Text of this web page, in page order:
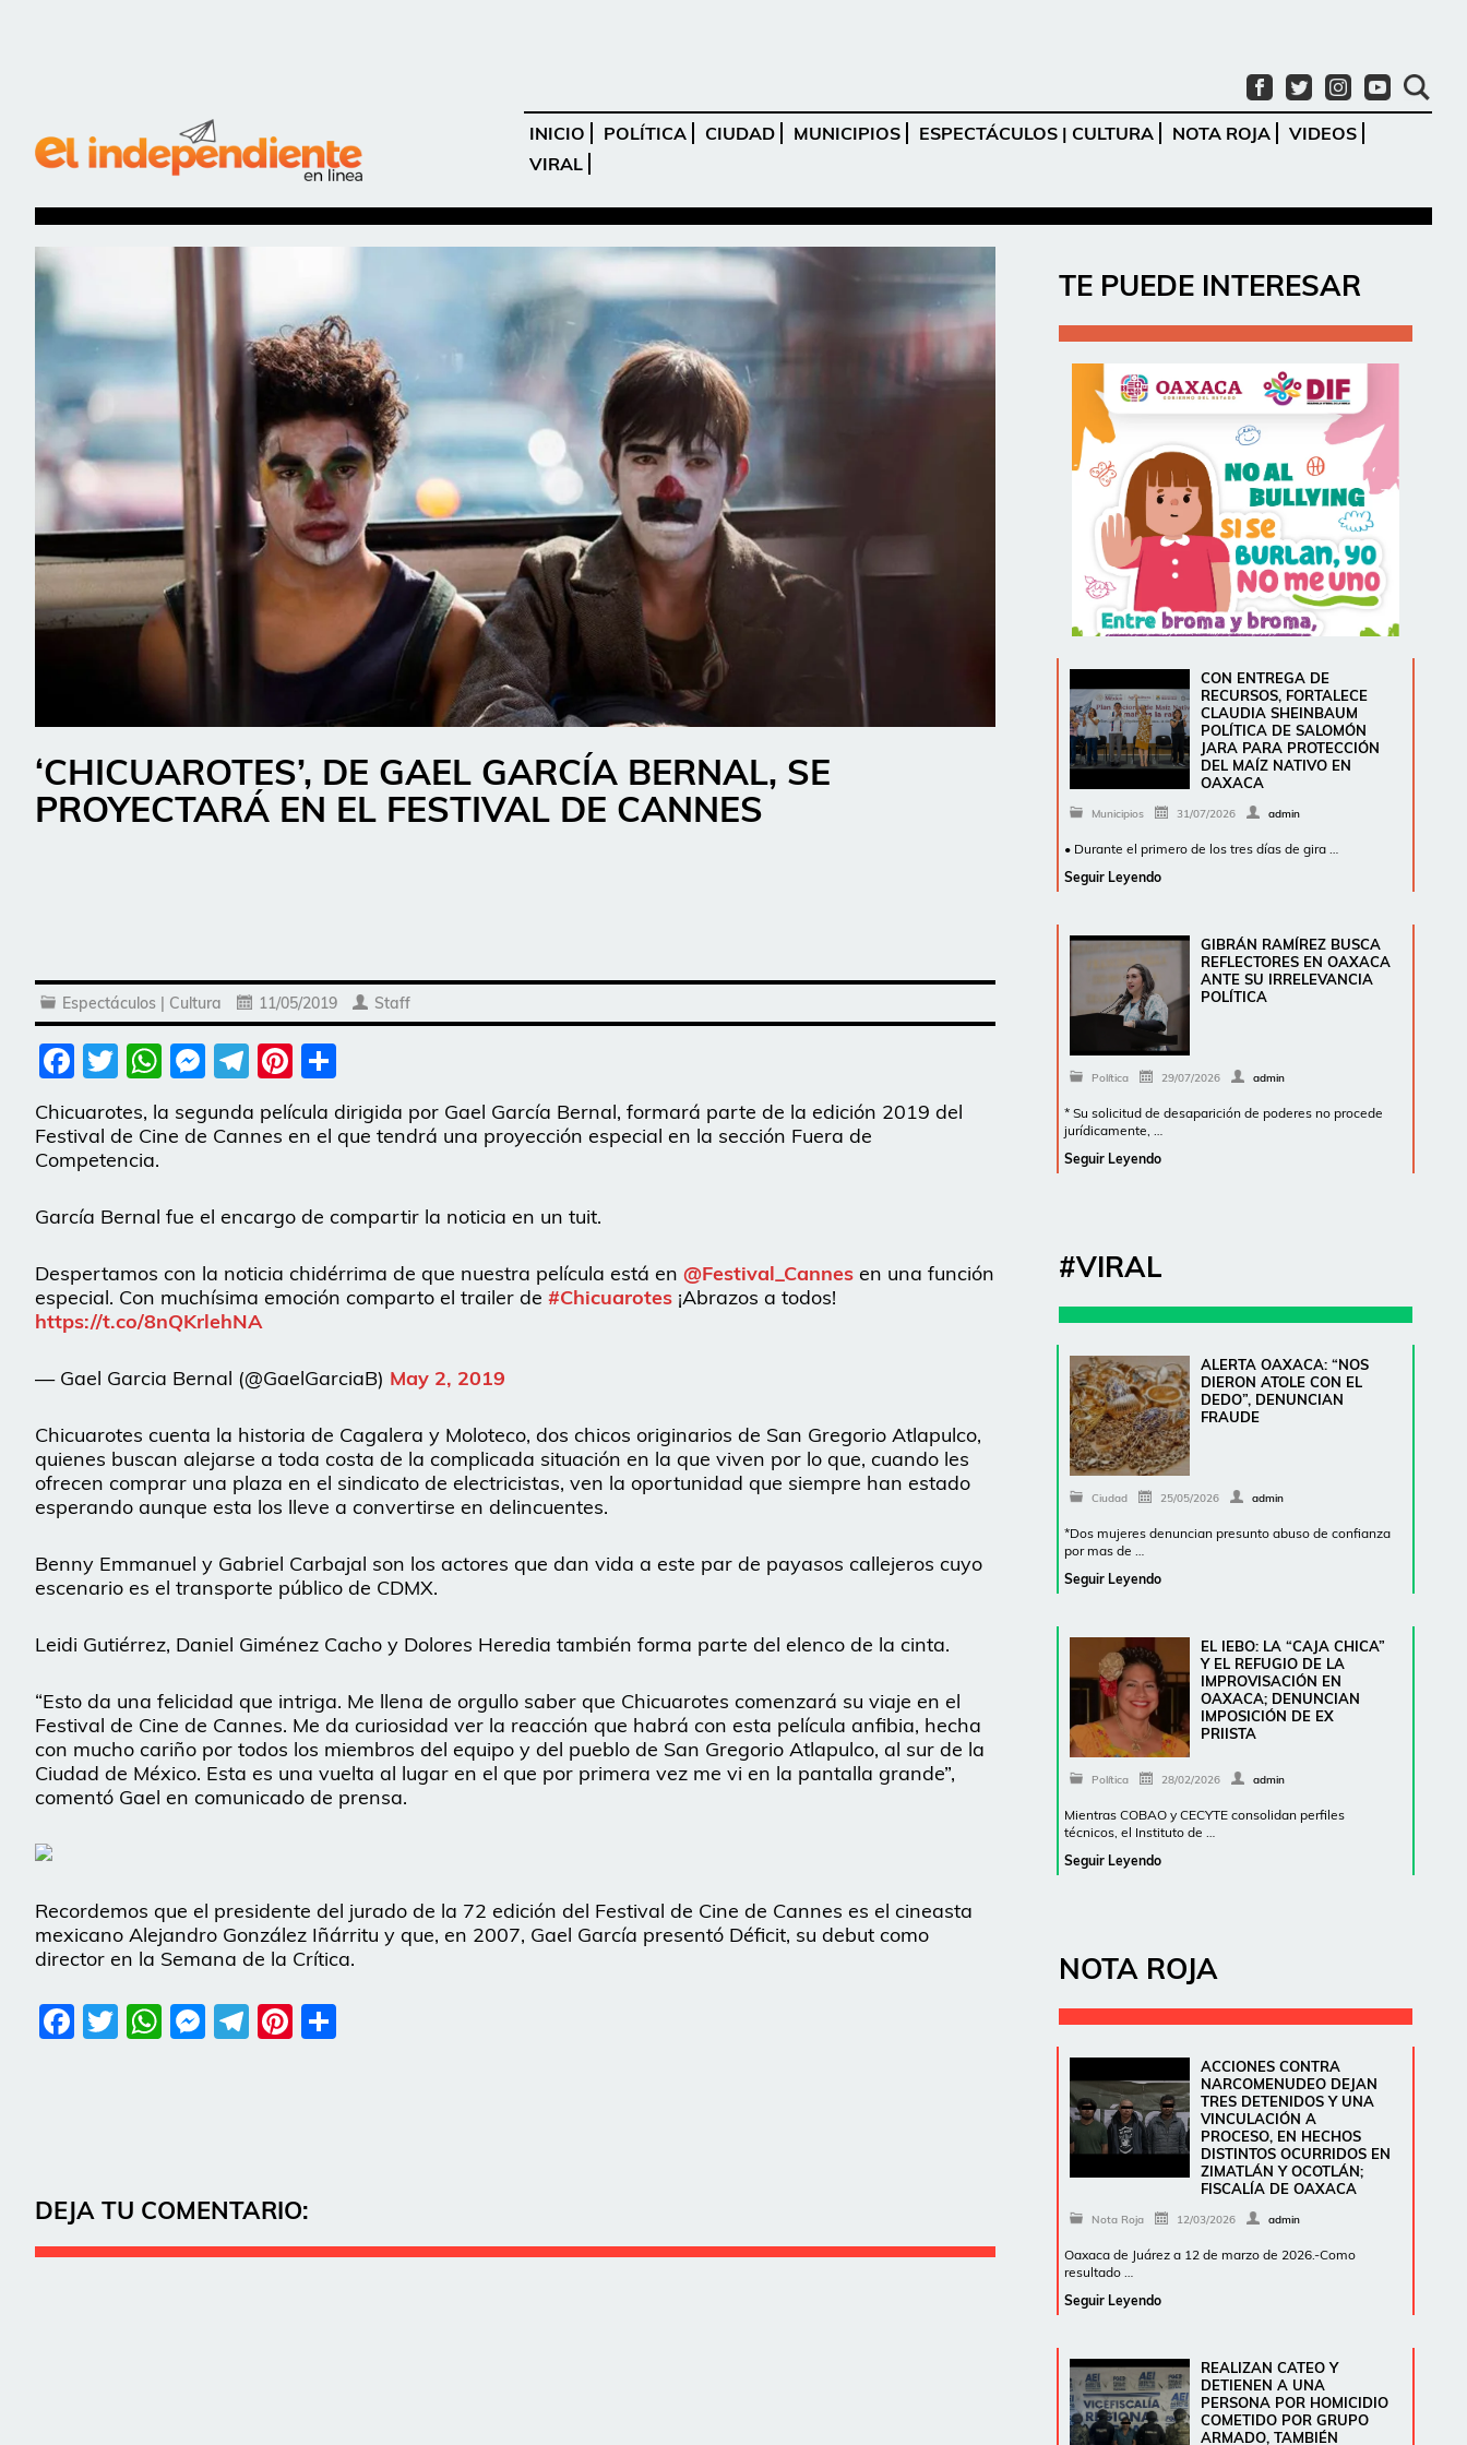
INICIO POLÍTICA CIUDAD MUNICIPIOS ESPECTÁCULOS | CULTURA NOTA ROJA
VIDEOS
VIRAL
‘CHICUAROTES’, DE GAEL GARCÍA BERNAL, SE
PROYECTARÁ EN EL FESTIVAL DE CANNES
Espectáculos | Cultura 11/05/2019 Staff
Facebook
Twitter
WhatsApp
Messenger
Telegram
Pinterest
Chicuarotes, la segunda película dirigida por Gael García Bernal, formará parte de la edición 2019 del
Festival de Cine de Cannes en el que tendrá una proyección especial en la sección Fuera de
Competencia.
García Bernal fue el encargo de compartir la noticia en un tuit.
Despertamos con la noticia chidérrima de que nuestra película está en @Festival_Cannes en una función
especial. Con muchísima emoción comparto el trailer de #Chicuarotes ¡Abrazos a todos!
https://t.co/8nQKrlehNA
— Gael Garcia Bernal (@GaelGarciaB) May 2, 2019
Chicuarotes cuenta la historia de Cagalera y Moloteco, dos chicos originarios de San Gregorio Atlapulco,
quienes buscan alejarse a toda costa de la complicada situación en la que viven por lo que, cuando les
ofrecen comprar una plaza en el sindicato de electricistas, ven la oportunidad que siempre han estado
esperando aunque esta los lleve a convertirse en delincuentes.
Benny Emmanuel y Gabriel Carbajal son los actores que dan vida a este par de payasos callejeros cuyo
escenario es el transporte público de CDMX.
Leidi Gutiérrez, Daniel Giménez Cacho y Dolores Heredia también forma parte del elenco de la cinta.
“Esto da una felicidad que intriga. Me llena de orgullo saber que Chicuarotes comenzará su viaje en el
Festival de Cine de Cannes. Me da curiosidad ver la reacción que habrá con esta película anfibia, hecha
con mucho cariño por todos los miembros del equipo y del pueblo de San Gregorio Atlapulco, al sur de la
Ciudad de México. Esta es una vuelta al lugar en el que por primera vez me vi en la pantalla grande”,
comentó Gael en comunicado de prensa.
Recordemos que el presidente del jurado de la 72 edición del Festival de Cine de Cannes es el cineasta
mexicano Alejandro González Iñárritu y que, en 2007, Gael García presentó Déficit, su debut como
director en la Semana de la Crítica.
Facebook
Twitter
WhatsApp
Messenger
Telegram
Pinterest
DEJA TU COMENTARIO:
TE PUEDE INTERESAR
CON ENTREGA DE
RECURSOS, FORTALECE
CLAUDIA SHEINBAUM
POLÍTICA DE SALOMÓN
JARA PARA PROTECCIÓN
DEL MAÍZ NATIVO EN
OAXACA
Municipios 31/07/2026 admin
• Durante el primero de los tres días de gira …
Seguir Leyendo
GIBRÁN RAMÍREZ BUSCA
REFLECTORES EN OAXACA
ANTE SU IRRELEVANCIA
POLÍTICA
Política 29/07/2026 admin
* Su solicitud de desaparición de poderes no procede
jurídicamente, …
Seguir Leyendo
#VIRAL
ALERTA OAXACA: “NOS
DIERON ATOLE CON EL
DEDO”, DENUNCIAN
FRAUDE
Ciudad 25/05/2026 admin
*Dos mujeres denuncian presunto abuso de confianza
por mas de …
Seguir Leyendo
EL IEBO: LA “CAJA CHICA”
Y EL REFUGIO DE LA
IMPROVISACIÓN EN
OAXACA; DENUNCIAN
IMPOSICIÓN DE EX
PRIISTA
Política 28/02/2026 admin
Mientras COBAO y CECYTE consolidan perfiles
técnicos, el Instituto de …
Seguir Leyendo
NOTA ROJA
ACCIONES CONTRA
NARCOMENUDEO DEJAN
TRES DETENIDOS Y UNA
VINCULACIÓN A
PROCESO, EN HECHOS
DISTINTOS OCURRIDOS EN
ZIMATLÁN Y OCOTLÁN;
FISCALÍA DE OAXACA
Nota Roja 12/03/2026 admin
Oaxaca de Juárez a 12 de marzo de 2026.-Como
resultado …
Seguir Leyendo
REALIZAN CATEO Y
DETIENEN A UNA
PERSONA POR HOMICIDIO
COMETIDO POR GRUPO
ARMADO, TAMBIÉN